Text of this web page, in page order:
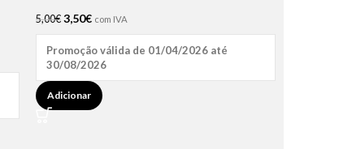
5,00€ 3,50€ com IVA
Promoção válida de 01/04/2026 até
30/08/2026
Adicionar